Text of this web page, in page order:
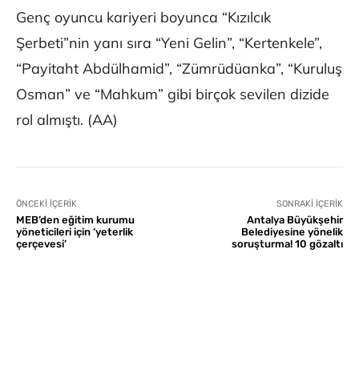
Genç oyuncu kariyeri boyunca “Kızılcık
Şerbeti”nin yanı sıra “Yeni Gelin”, “Kertenkele”,
“Payitaht Abdülhamid”, “Zümrüdüanka”, “Kuruluş
Osman” ve “Mahkum” gibi birçok sevilen dizide
rol almıştı. (AA)
ÖNCEKI İÇERIK
MEB’den eğitim kurumu
yöneticileri için ‘yeterlik
çerçevesi’
SONRAKI İÇERIK
Antalya Büyükşehir
Belediyesine yönelik
soruşturma! 10 gözaltı